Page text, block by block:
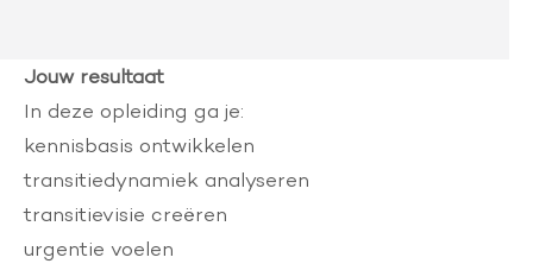
Jouw resultaat
In deze opleiding ga je:
kennisbasis ontwikkelen
transitiedynamiek analyseren
transitievisie creëren
urgentie voelen